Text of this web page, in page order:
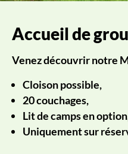
Accueil de
Venez découvrir notre
Cloison possible,
20 couchages,
Lit de camps en
Uniquement sur